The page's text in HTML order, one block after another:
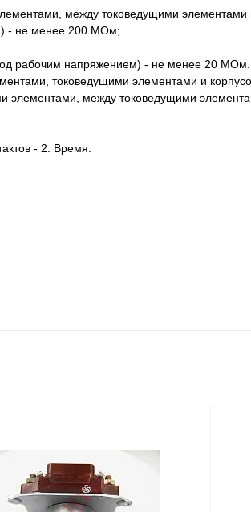
между токоведущими элементами
- не менее 200 МОм;
рабочим напряжением) - не менее 20 МОм.
токоведущими элементами и
элементами, между токоведущими
- 2. Время: